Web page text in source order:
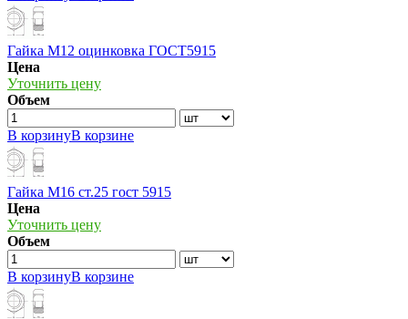
Гайка М12 оцинковка ГОСТ5915
Цена
Уточнить цену
Объем
В корзинуВ корзине
Гайка М16 ст.25 гост 5915
Цена
Уточнить цену
Объем
В корзинуВ корзине